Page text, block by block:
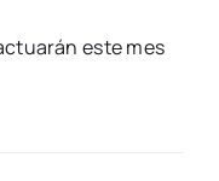
este mes